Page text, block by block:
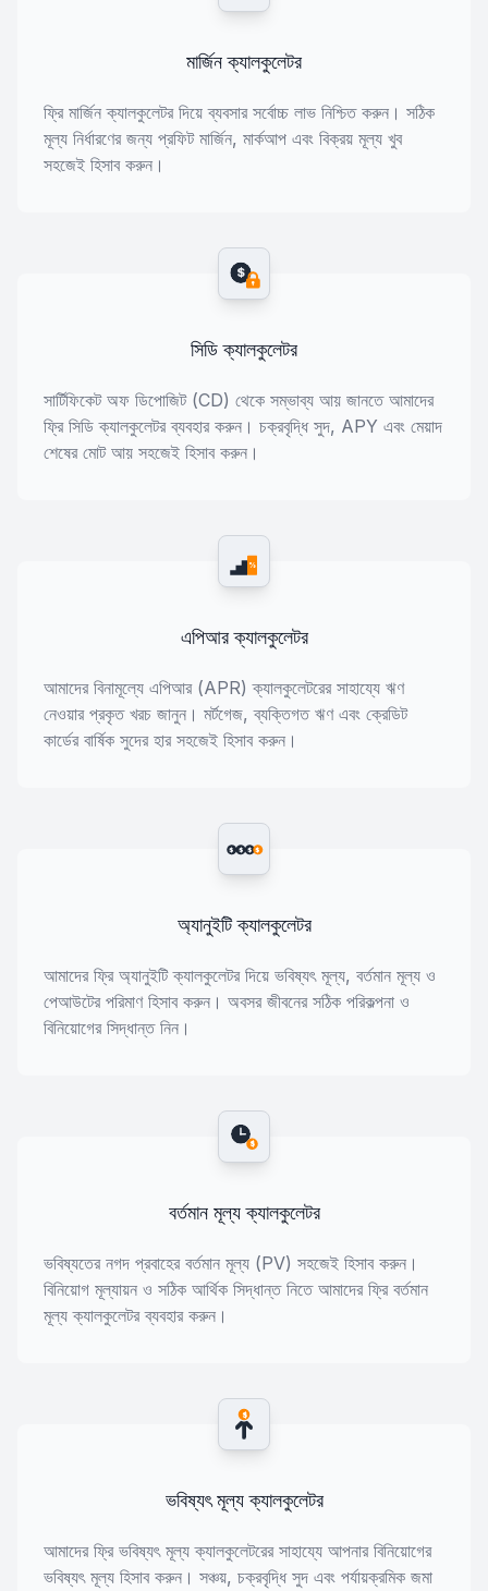
মার্জিন ক্যালকুলেটর
ফ্রি মার্জিন ক্যালকুলেটর দিয়ে ব্যবসার সর্বোচ্চ লাভ নিশ্চিত করুন। সঠিক
মূল্য নির্ধারণের জন্য প্রফিট মার্জিন, মার্কআপ এবং বিক্রয় মূল্য খুব
সহজেই হিসাব করুন।
$
সিডি ক্যালকুলেটর
সার্টিফিকেট অফ ডিপোজিট (CD) থেকে সম্ভাব্য আয় জানতে আমাদের
ফ্রি সিডি ক্যালকুলেটর ব্যবহার করুন। চক্রবৃদ্ধি সুদ, APY এবং মেয়াদ
শেষের মোট আয় সহজেই হিসাব করুন।
%
এপিআর ক্যালকুলেটর
আমাদের বিনামূল্যে এপিআর (APR) ক্যালকুলেটরের সাহায্যে ঋণ
নেওয়ার প্রকৃত খরচ জানুন। মর্টগেজ, ব্যক্তিগত ঋণ এবং ক্রেডিট
কার্ডের বার্ষিক সুদের হার সহজেই হিসাব করুন।
$ $ $ $
অ্যানুইটি ক্যালকুলেটর
আমাদের ফ্রি অ্যানুইটি ক্যালকুলেটর দিয়ে ভবিষ্যৎ মূল্য, বর্তমান মূল্য ও
পেআউটের পরিমাণ হিসাব করুন। অবসর জীবনের সঠিক পরিকল্পনা ও
বিনিয়োগের সিদ্ধান্ত নিন।
$
বর্তমান মূল্য ক্যালকুলেটর
ভবিষ্যতের নগদ প্রবাহের বর্তমান মূল্য (PV) সহজেই হিসাব করুন।
বিনিয়োগ মূল্যায়ন ও সঠিক আর্থিক সিদ্ধান্ত নিতে আমাদের ফ্রি বর্তমান
মূল্য ক্যালকুলেটর ব্যবহার করুন।
$
ভবিষ্যৎ মূল্য ক্যালকুলেটর
আমাদের ফ্রি ভবিষ্যৎ মূল্য ক্যালকুলেটরের সাহায্যে আপনার বিনিয়োগের
ভবিষ্যৎ মূল্য হিসাব করুন। সঞ্চয়, চক্রবৃদ্ধি সুদ এবং পর্যায়ক্রমিক জমা